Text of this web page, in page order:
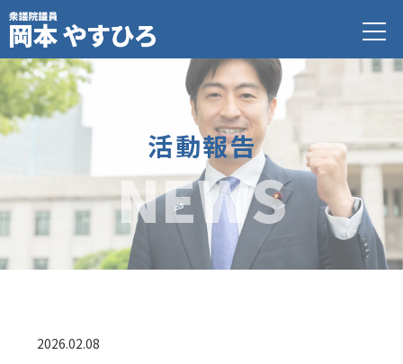
活動報告
NEWS
2026.02.08